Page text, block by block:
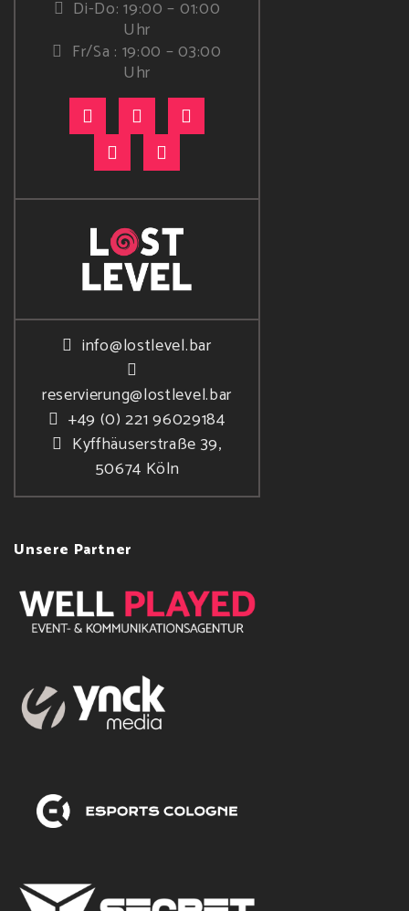
Di-Do: 19:00 – 01:00
Uhr
Fr/Sa : 19:00 – 03:00
Uhr
info@lostlevel.bar
reservierung@lostlevel.bar
+49 (0) 221 96029184
Kyffhäuserstraße 39,
50674 Köln
Unsere Partner